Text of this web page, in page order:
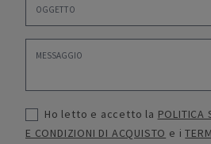
Ho letto e accetto la POLITICA
E CONDIZIONI DI ACQUISTO e i